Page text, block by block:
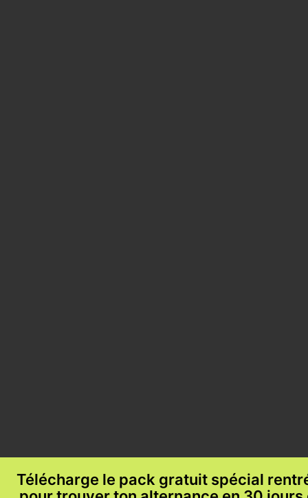
Télécharge le pack gratuit spécial